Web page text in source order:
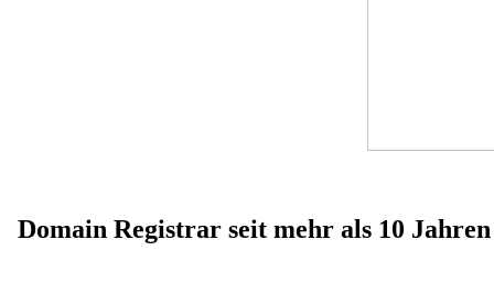
Domain Registrar seit mehr als 10 Jahren